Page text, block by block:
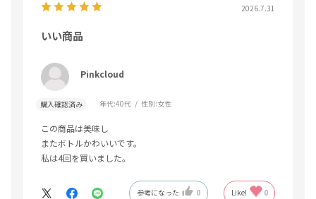
2026.7.31
いい商品
Pinkcloud
購入確認済み 年代:40代 性別:女性
この商品は美味し
またボトルかわいいです。
私は4回を買いました。
参考になった 0 Like! 0